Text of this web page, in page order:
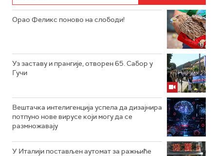
Орао Феликс поново на слободи!
Уз заставу и прангије, отворен 65. Сабор у
Гучи
Вештачка интелигенција успела да дизајнира
потпуно нове вирусе који могу да се
размножавају
У Италији постављен аутомат за ражњиће